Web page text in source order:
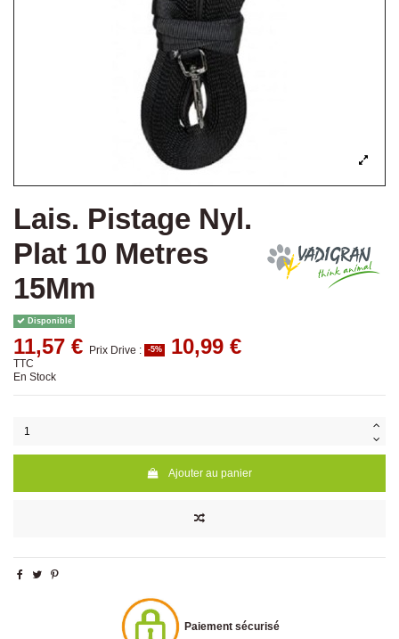
Lais. Pistage Nyl.
Plat 10 Metres
15Mm
Disponible
11,57 € Prix Drive : -5% 10,99 €
TTC
En Stock
Ajouter au panier
Paiement sécurisé